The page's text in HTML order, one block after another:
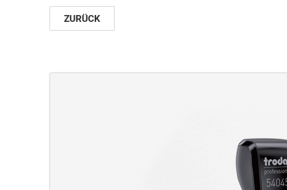
ZURÜCK